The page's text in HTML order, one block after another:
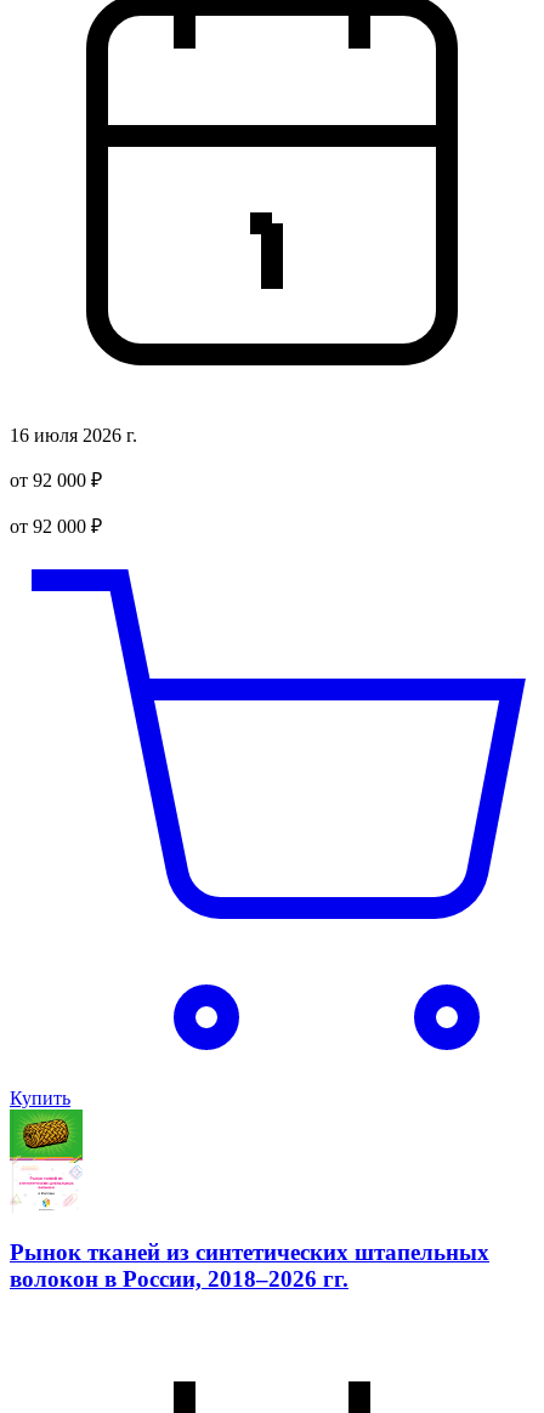
16 июля 2026 г.
от 92 000 ₽
от 92 000 ₽
Купить
Рынок тканей из синтетических штапельных
волокон в России, 2018–2026 гг.